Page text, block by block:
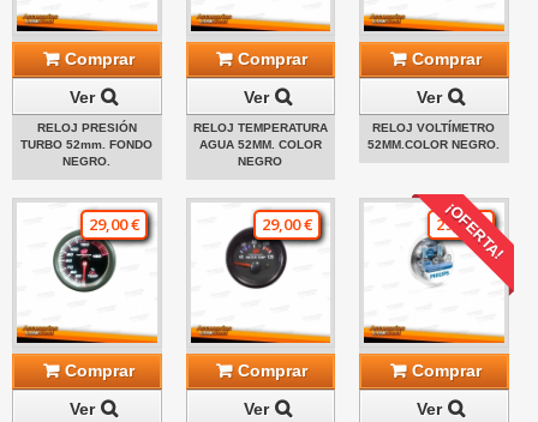
Comprar
Ver
RELOJ PRESIÓN
TURBO 52mm. FONDO
NEGRO.
Comprar
Ver
RELOJ TEMPERATURA
AGUA 52MM. COLOR
NEGRO
Comprar
Ver
RELOJ VOLTÍMETRO
52MM.COLOR NEGRO.
29,00 €
Comprar
Ver
29,00 €
Comprar
Ver
¡OFERTA!
29,00 €
Comprar
Ver